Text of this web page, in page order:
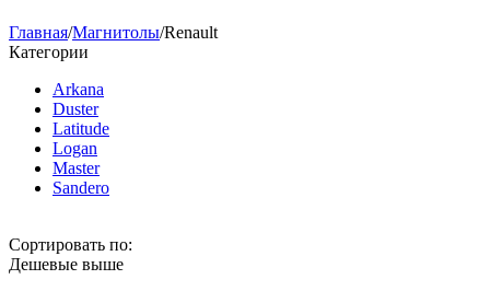
Главная/Магнитолы/Renault
Категории
Arkana
Duster
Latitude
Logan
Master
Sandero
Сортировать по:
Дешевые выше